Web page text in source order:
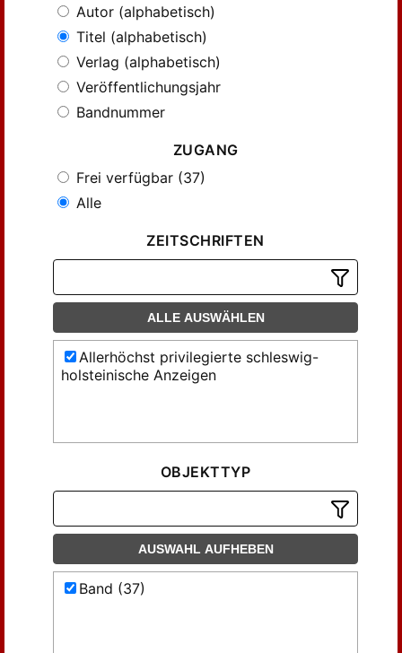
Autor (alphabetisch)
Titel (alphabetisch)
Verlag (alphabetisch)
Veröffentlichungsjahr
Bandnummer
ZUGANG
Frei verfügbar (37)
Alle
ZEITSCHRIFTEN
ALLE AUSWÄHLEN
Allerhöchst privilegierte schleswig-
holsteinische Anzeigen
OBJEKTTYP
AUSWAHL AUFHEBEN
Band (37)